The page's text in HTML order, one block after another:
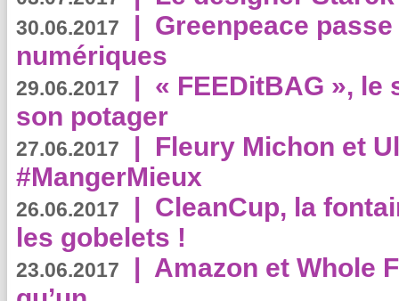
30.06.2017 | Greenpeace
numériques
29.06.2017 | « FEEDitBAG », le
son potager
27.06.2017 | Fleury Michon et
#MangerMieux
26.06.2017 | CleanCup, la
les gobelets !
23.06.2017 | Amazon et Whole